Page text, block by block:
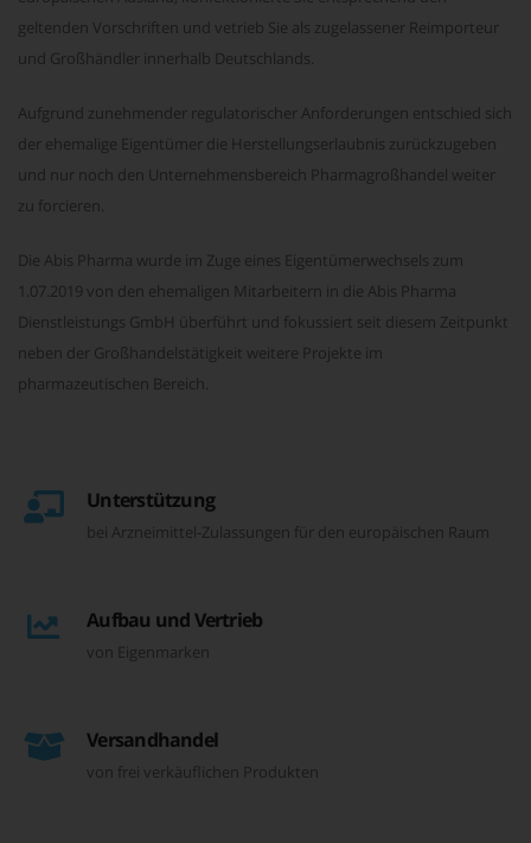
geltenden Vorschriften und vetrieb Sie als zugelassener Reimporteur
und Großhändler innerhalb Deutschlands.
Aufgrund zunehmender regulatorischer Anforderungen entschied sich
der ehemalige Eigentümer die Herstellungserlaubnis zurückzugeben
und nur noch den Unternehmensbereich Pharmagroßhandel weiter
zu forcieren.
Die Abis Pharma wurde im Zuge eines Eigentümerwechsels zum
1.07.2019 von den ehemaligen Mitarbeitern in die Abis Pharma
Dienstleistungs GmbH überführt und fokussiert seit diesem Zeitpunkt
neben der Großhandelstätigkeit weitere Projekte im
pharmazeutischen Bereich.
Unterstützung
bei Arzneimittel-Zulassungen für den europäischen Raum
Aufbau und Vertrieb
von Eigenmarken
Versandhandel
von frei verkäuflichen Produkten